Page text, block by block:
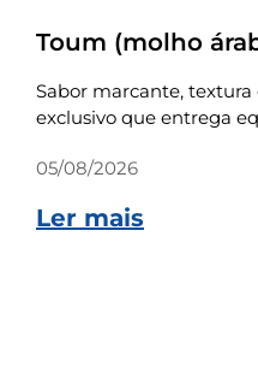
Toum (molho
Sabor marcante,
exclusivo que entrega
05/08/2026
Ler mais